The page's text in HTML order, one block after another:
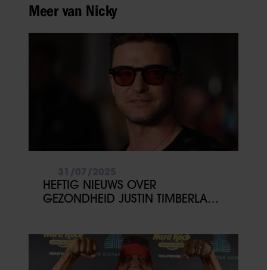
Meer van Nicky
HEFTIG NIEUWS OVER
GEZONDHEID JUSTIN TIMBERLAKE: